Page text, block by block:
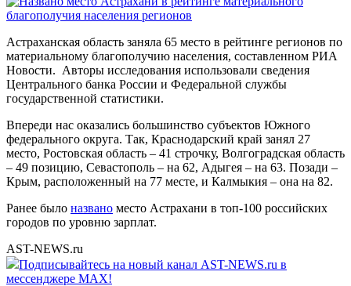
Астраханская область заняла 65 место в рейтинге регионов по
материальному благополучию населения, составленном РИА
Новости. Авторы исследования использовали сведения
Центрального банка России и Федеральной службы
государственной статистики.
Впереди нас оказались большинство субъектов Южного
федерального округа. Так, Краснодарский край занял 27
место, Ростовская область – 41 строчку, Волгоградская область
– 49 позицию, Севастополь – на 62, Адыгея – на 63. Позади –
Крым, расположенный на 77 месте, и Калмыкия – она на 82.
Ранее было названо место Астрахани в топ-100 российских
городов по уровню зарплат.
AST-NEWS.ru
Подписывайтесь на новый канал AST-NEWS.ru в
мессенджере MAX!